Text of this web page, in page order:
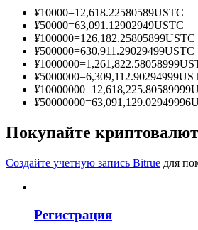
Станьте копи-трейдером
Наслаждайтесь
¥10000=12,618.22580589USTC
¥50000=63,091.12902949USTC
¥100000=126,182.25805899USTC
¥500000=630,911.29029499USTC
¥1000000=1,261,822.58058999
¥5000000=6,309,112.90294999
¥10000000=12,618,225.80589999
¥50000000=63,091,129.02949996
Покупайте
Создайте учетную запись Bitrue для
Регистрация